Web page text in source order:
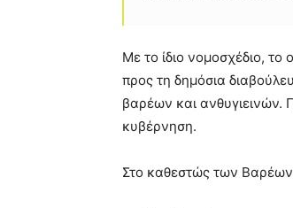
Με το ίδιο νομοσχέδιο, το
προς τη δημόσια
βαρέων και ανθυγιεινών.
κυβέρνηση.
Στο καθεστώς των Βαρέων